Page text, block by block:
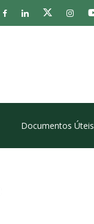
Documentos Úteis